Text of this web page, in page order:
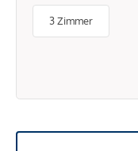
3 Zimmer